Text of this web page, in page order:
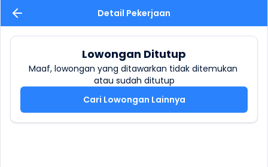
Detail Pekerjaan
Lowongan Ditutup
Maaf, lowongan yang ditawarkan tidak ditemukan
atau sudah ditutup
Cari Lowongan Lainnya